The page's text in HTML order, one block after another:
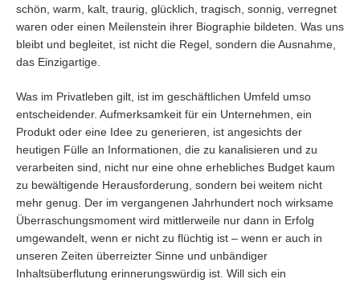
schön, warm, kalt, traurig, glücklich, tragisch, sonnig, verregnet
waren oder einen Meilenstein ihrer Biographie bildeten. Was uns
bleibt und begleitet, ist nicht die Regel, sondern die Ausnahme,
das Einzigartige.
Was im Privatleben gilt, ist im geschäftlichen Umfeld umso
entscheidender. Aufmerksamkeit für ein Unternehmen, ein
Produkt oder eine Idee zu generieren, ist angesichts der
heutigen Fülle an Informationen, die zu kanalisieren und zu
verarbeiten sind, nicht nur eine ohne erhebliches Budget kaum
zu bewältigende Herausforderung, sondern bei weitem nicht
mehr genug. Der im vergangenen Jahrhundert noch wirksame
Überraschungsmoment wird mittlerweile nur dann in Erfolg
umgewandelt, wenn er nicht zu flüchtig ist – wenn er auch in
unseren Zeiten überreizter Sinne und unbändiger
Inhaltsüberflutung erinnerungswürdig ist. Will sich ein